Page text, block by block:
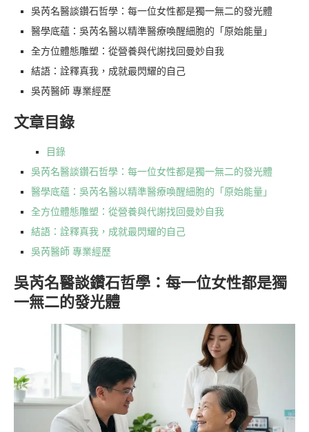
吳芮名醫談鑽石哲學：每一位女性都是獨一無二的發光體
醫學底蘊：吳芮名醫以精準醫療喚醒細胞的「原始能量」
全方位體態雕塑：從營養與代謝找回曼妙自我
結語：詮釋真我，成就最閃耀的自己
吳芮醫師 專業經歷
文章目錄
目錄
吳芮名醫談鑽石哲學：每一位女性都是獨一無二的發光體
醫學底蘊：吳芮名醫以精準醫療喚醒細胞的「原始能量」
全方位體態雕塑：從營養與代謝找回曼妙自我
結語：詮釋真我，成就最閃耀的自己
吳芮醫師 專業經歷
吳芮名醫談鑽石哲學：每一位女性都是獨
一無二的發光體